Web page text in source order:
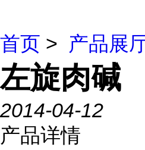
首页 > 产品展
左旋肉碱
2014-04-12
产品详情